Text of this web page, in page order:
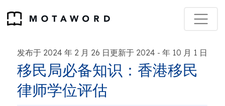
发布于 2024 年 2 月 26 日更新于 2024 - 年 10 月 1 日
移民局必备知识：香港移民
律师学位评估